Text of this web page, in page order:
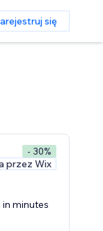
się
- 30%
przez Wix
minutes